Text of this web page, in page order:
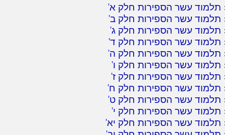
תלמוד עשר הספירות חלק א'
תלמוד עשר הספירות חלק ב'
תלמוד עשר הספירות חלק ג'
תלמוד עשר הספירות חלק ד'
תלמוד עשר הספירות חלק ה'
תלמוד עשר הספירות חלק ו'
תלמוד עשר הספירות חלק ז'
תלמוד עשר הספירות חלק ח'
תלמוד עשר הספירות חלק ט'
תלמוד עשר הספירות חלק י'
תלמוד עשר הספירות חלק יא'